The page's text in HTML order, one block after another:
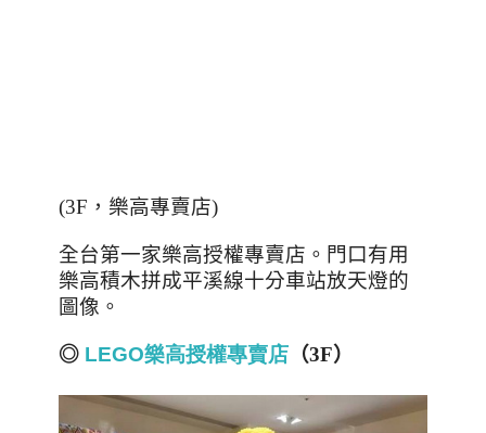
(3F ，樂高專賣店)
全台第一家樂高授權專賣店。門口有用
樂高積木拼成平溪線十分車站放天燈的
圖像。
◎ LEGO樂高授權專賣店 （3F）